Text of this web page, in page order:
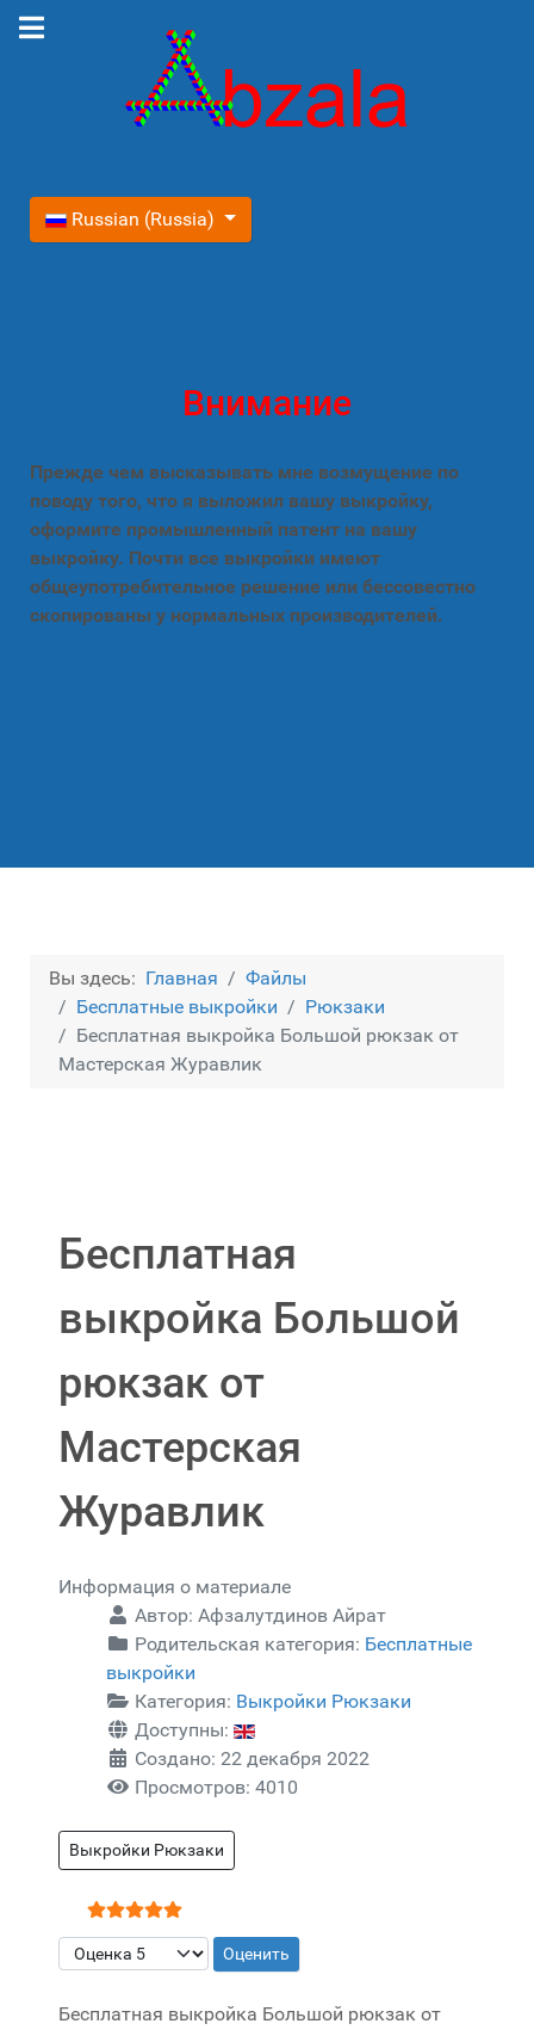
Выберите язык
Russian (Russia)
Внимание
Прежде чем высказывать мне возмущение по
поводу того, что я выложил вашу выкройку,
оформите промышленный патент на вашу
выкройку. Почти все выкройки имеют
общеупотребительное решение или бессовестно
скопированы у нормальных производителей.
Вы здесь: Главная
Файлы
Бесплатные выкройки
Рюкзаки
Бесплатная выкройка Большой рюкзак от
Мастерская Журавлик
Бесплатная
выкройка Большой
рюкзак от
Мастерская
Журавлик
Информация о материале
Автор: Афзалутдинов Айрат
Родительская категория: Бесплатные
выкройки
Категория: Выкройки Рюкзаки
Доступны:
Создано: 22 декабря 2022
Просмотров: 4010
Выкройки Рюкзаки
Рейтинг:5/5
Пожалуйста, оцените
Бесплатная выкройка Большой рюкзак от